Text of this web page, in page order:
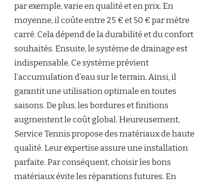
par exemple, varie en qualité et en prix. En
moyenne, il coûte entre 25 € et 50 € par mètre
carré. Cela dépend de la durabilité et du confort
souhaités. Ensuite, le système de drainage est
indispensable. Ce système prévient
l’accumulation d’eau sur le terrain. Ainsi, il
garantit une utilisation optimale en toutes
saisons. De plus, les bordures et finitions
augmentent le coût global. Heureusement,
Service Tennis propose des matériaux de haute
qualité. Leur expertise assure une installation
parfaite. Par conséquent, choisir les bons
matériaux évite les réparations futures. En